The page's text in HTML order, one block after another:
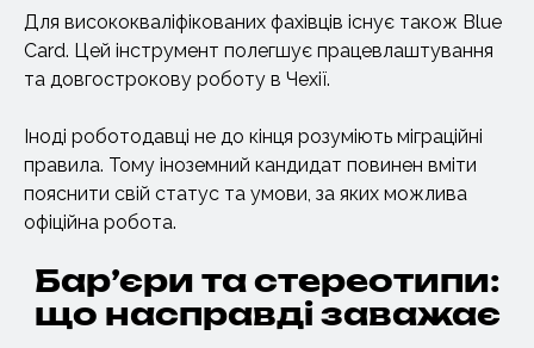
Для висококваліфікованих фахівців існує також Blue
Card. Цей інструмент полегшує працевлаштування
та довгострокову роботу в Чехії.
Іноді роботодавці не до кінця розуміють міграційні
правила. Тому іноземний кандидат повинен вміти
пояснити свій статус та умови, за яких можлива
офіційна робота.
Бар’єри та стереотипи:
що насправді заважає